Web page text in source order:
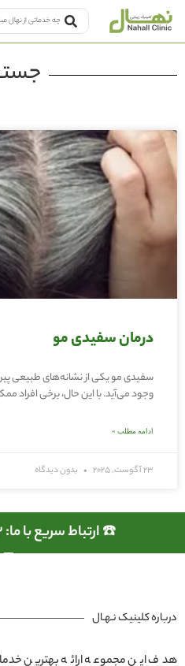
درمان سفیدی مو
سفیدی مو یکی از نشانه‌های طبیعی
وجود می‌آید. با این حال، برخی افراد
ادامه مطلب »
23 آگوست, 2025 بدون دیدگاه
☎️ ارتباط سریع با ما: 2072 - 346 - 0911
درباره کلینیک نـهـال
هدف این مجموعه ارائه بهترین